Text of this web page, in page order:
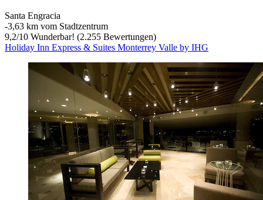
Santa Engracia
‐3,63 km vom Stadtzentrum
9,2/10 Wunderbar! (2.255 Bewertungen)
Holiday Inn Express & Suites Monterrey Valle by IHG